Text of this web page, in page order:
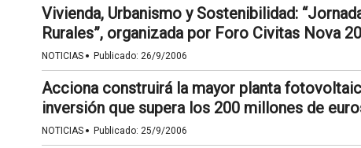
Vivienda, Urbanismo y Sostenibilidad:
Rurales”, organizada por Foro Civitas Nova
NOTICIAS · Publicado: 26/9/2006
Acciona construirá la mayor planta
inversión que supera los 200 millones de
NOTICIAS · Publicado: 25/9/2006